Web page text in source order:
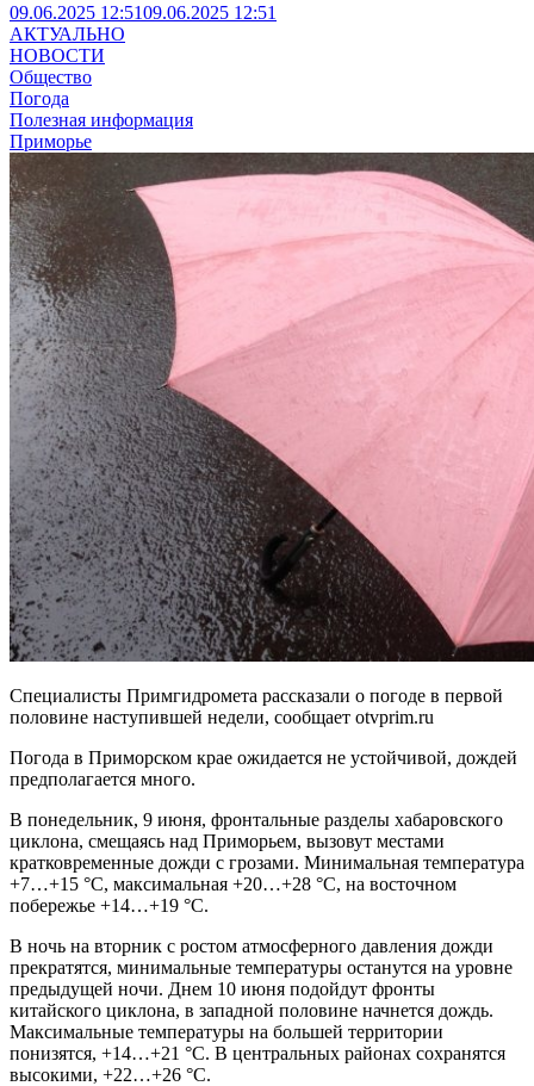
09.06.2025 12:5109.06.2025 12:51
АКТУАЛЬНО
НОВОСТИ
Общество
Погода
Полезная информация
Приморье
Специалисты Примгидромета рассказали о погоде в первой
половине наступившей недели, сообщает otvprim.ru
Погода в Приморском крае ожидается не устойчивой, дождей
предполагается много.
В понедельник, 9 июня, фронтальные разделы хабаровского
циклона, смещаясь над Приморьем, вызовут местами
кратковременные дожди с грозами. Минимальная температура
+7…+15 °С, максимальная +20…+28 °С, на восточном
побережье +14…+19 °С.
В ночь на вторник с ростом атмосферного давления дожди
прекратятся, минимальные температуры останутся на уровне
предыдущей ночи. Днем 10 июня подойдут фронты
китайского циклона, в западной половине начнется дождь.
Максимальные температуры на большей территории
понизятся, +14…+21 °С. В центральных районах сохранятся
высокими, +22…+26 °С.